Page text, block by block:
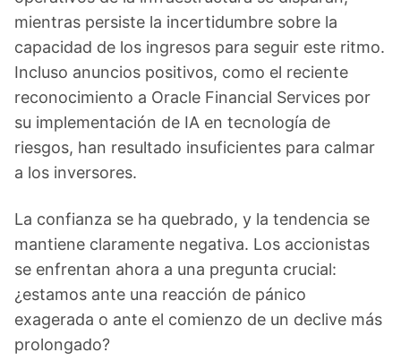
mientras persiste la incertidumbre sobre la
capacidad de los ingresos para seguir este ritmo.
Incluso anuncios positivos, como el reciente
reconocimiento a Oracle Financial Services por
su implementación de IA en tecnología de
riesgos, han resultado insuficientes para calmar
a los inversores.
La confianza se ha quebrado, y la tendencia se
mantiene claramente negativa. Los accionistas
se enfrentan ahora a una pregunta crucial:
¿estamos ante una reacción de pánico
exagerada o ante el comienzo de un declive más
prolongado?